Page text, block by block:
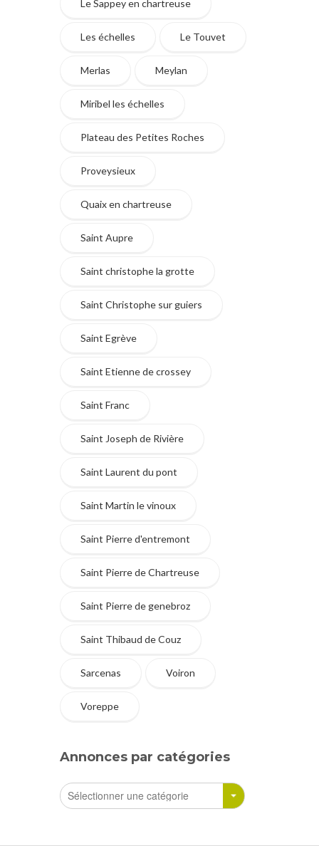
Le Sappey en chartreuse
Les échelles Le Touvet
Merlas Meylan
Miribel les échelles
Plateau des Petites Roches
Proveysieux
Quaix en chartreuse
Saint Aupre
Saint christophe la grotte
Saint Christophe sur guiers
Saint Egrève
Saint Etienne de crossey
Saint Franc
Saint Joseph de Rivière
Saint Laurent du pont
Saint Martin le vinoux
Saint Pierre d'entremont
Saint Pierre de Chartreuse
Saint Pierre de genebroz
Saint Thibaud de Couz
Sarcenas Voiron
Voreppe
Annonces par catégories